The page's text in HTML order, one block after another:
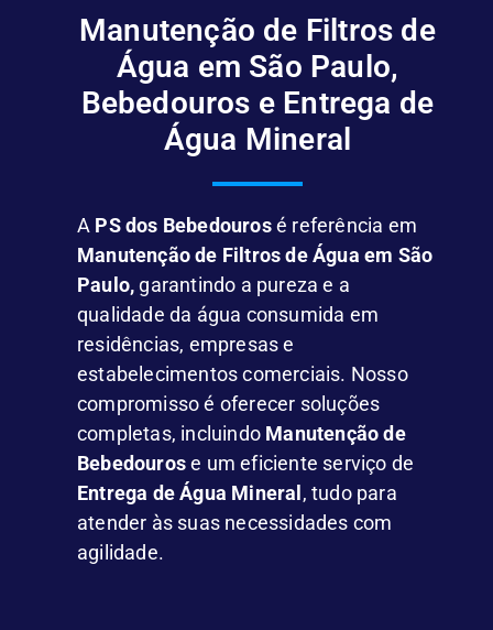
Manutenção de Filtros de
Água em São Paulo,
Bebedouros e Entrega de
Água Mineral
A PS dos Bebedourosé referência em
Manutenção de Filtros de Água em São
Paulo, garantindo a pureza e a
qualidade da água consumida em
residências, empresas e
estabelecimentos comerciais. Nosso
compromisso é oferecer soluções
completas, incluindo Manutenção de
Bebedourose um eficiente serviço de
Entrega de Água Mineral , tudo para
atender às suas necessidades com
agilidade.